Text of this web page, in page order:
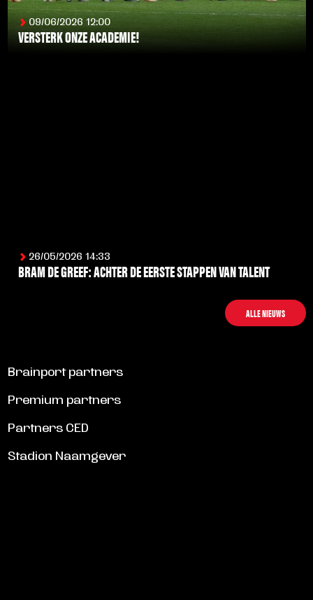
09/06/2026 12:00
VERSTERK ONZE ACADEMIE!
26/05/2026 14:33
BRAM DE GREEF: ACHTER DE EERSTE STAPPEN VAN TALENT
ALLE NIEUWS
Brainport partners
Premium partners
Partners CED
Stadion Naamgever